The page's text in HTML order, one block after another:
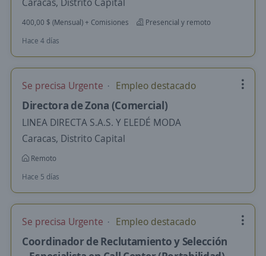
400,00 $ (Mensual) + Comisiones
Presencial y remoto
Hace 4 días
Se precisa Urgente Empleo destacado
Directora de Zona (Comercial)
LINEA DIRECTA S.A.S. Y ELEDÉ MODA
Caracas, Distrito Capital
Remoto
Hace 5 días
Se precisa Urgente Empleo destacado
Coordinador de Reclutamiento y Selección